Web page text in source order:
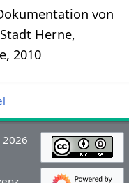
von
Herne,
2010
2026